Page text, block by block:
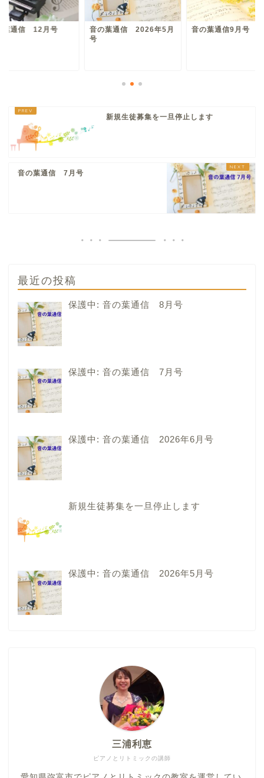
葉通信 12月号
音の葉通信 2026年5月
号
音の葉通信9月号
新規生徒募集を一旦停止します
音の葉通信 7月号
最近の投稿
保護中: 音の葉通信 8月号
保護中: 音の葉通信 7月号
保護中: 音の葉通信 2026年6月号
新規生徒募集を一旦停止します
保護中: 音の葉通信 2026年5月号
ピアノとリトミックの講師
三浦利恵